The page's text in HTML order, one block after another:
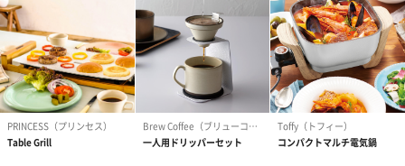
中国・台湾より確かな品質と安全が保障できる、厳選された中国
茶・台湾茶、豊富な茶器を取り揃えております。